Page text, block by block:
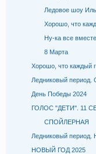
Ледовое шоу
Хорошо, что
Ну-ка все
8 Марта
Хорошо, что каждый
Ледниковый период.
День Победы 2024
ГОЛОС "ДЕТИ". 11
СПОЙЛЕРНАЯ
Ледниковый период.
НОВЫЙ ГОД 2025